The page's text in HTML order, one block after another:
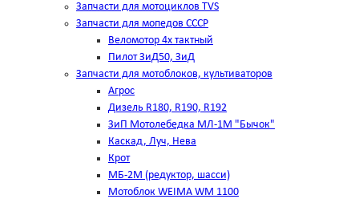
Запчасти для мотоциклов TVS
Запчасти для мопедов СССР
Веломотор 4х тактный
Пилот ЗиД50, ЗиД
Запчасти для мотоблоков, культиваторов
Агрос
Дизель R180, R190, R192
ЗиП Мотолебедка МЛ-1М "Бычок"
Каскад, Луч, Нева
Крот
МБ-2М (редуктор, шасси)
Мотоблок WEIMA WM 1100